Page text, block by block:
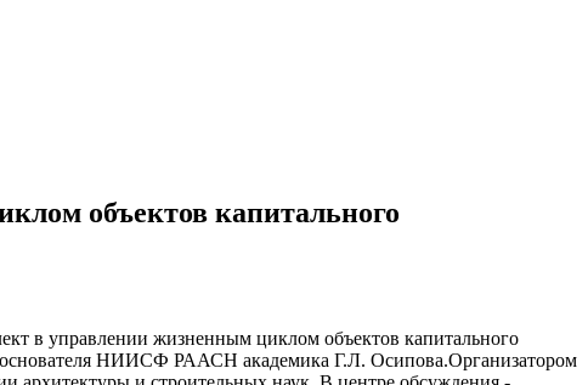
объектов капитального
в управлении жизненным циклом объектов капитального
основателя НИИСФ РААСН академика Г.Л. Осипова.Организатором